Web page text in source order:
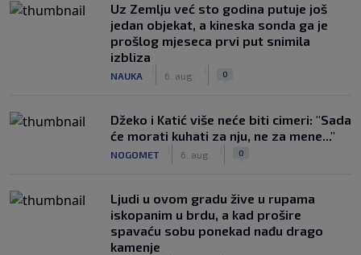
Uz Zemlju već sto godina putuje još
jedan objekat, a kineska sonda ga je
prošlog mjeseca prvi put snimila
izbliza
NAUKA 6. aug. 0
Džeko i Katić više neće biti cimeri: "Sada
će morati kuhati za nju, ne za mene..."
NOGOMET 6. aug. 0
Ljudi u ovom gradu žive u rupama
iskopanim u brdu, a kad prošire
spavaću sobu ponekad nađu drago
kamenje